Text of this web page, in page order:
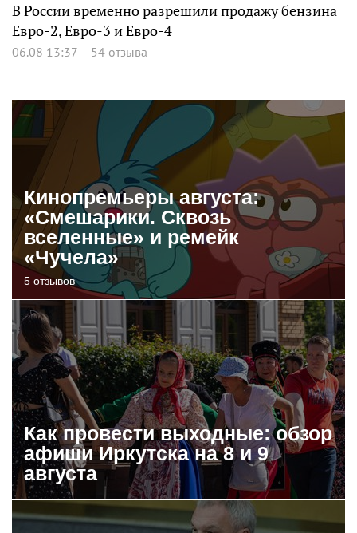
В России временно разрешили продажу бензина
Евро-2, Евро-3 и Евро-4
06.08 13:37 54 отзыва
Кинопремьеры августа:
«Смешарики. Сквозь
вселенные» и ремейк
«Чучела»
5 отзывов
Как провести выходные: обзор
афиши Иркутска на 8 и 9
августа